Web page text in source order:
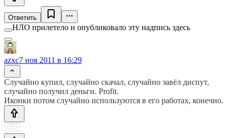
Ответить
НЛО прилетело и опубликовало эту надпись здесь
azxc7 ноя 2011 в 16:29
Случайно купил, случайно скачал, случайно завёл диспут,
случайно получил деньги. Profit.
Иконки потом случайно используются в его работах, конечно.